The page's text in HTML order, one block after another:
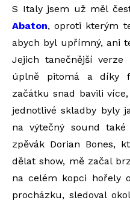
S Italy jsem už měl
Abaton, oproti kterým
abych byl upřímný, ani
Jejich tanečnější verze
úplně pitomá a díky
začátku snad bavili
jednotlivé skladby byly
na výtečný sound
zpěvák Dorian Bones,
dělat show, mě začal
na celém kopci hořely
procházku, sledoval